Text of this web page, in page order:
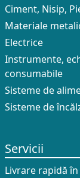
Ciment, Nisip,
Materiale
Electrice
Instrumente,
consumabile
Sisteme de
Sisteme de
Servicii
Livrare rapidă